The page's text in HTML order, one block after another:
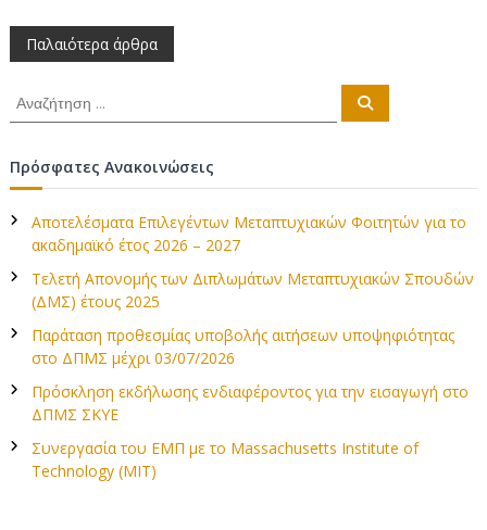
Π
λ
ή
η
σ
η
ά
Παλαιότερα άρθρα
ν
ζ
ή
η
η
α
Α
η
η
Πρόσφατες Ανακοινώσεις
Αποτελέσματα Επιλεγέντων Μεταπτυχιακών Φοιτητών για το
ακαδημαϊκό έτος 2026 – 2027
Τελετή Απονομής των Διπλωμάτων Μεταπτυχιακών Σπουδών
(ΔΜΣ) έτους 2025
Παράταση προθεσμίας υποβολής αιτήσεων υποψηφιότητας
στο ΔΠΜΣ μέχρι 03/07/2026
Πρόσκληση εκδήλωσης ενδιαφέροντος για την εισαγωγή στο
ΔΠΜΣ ΣΚΥΕ
Συνεργασία του ΕΜΠ με το Massachusetts Institute of
Technology (MIT)